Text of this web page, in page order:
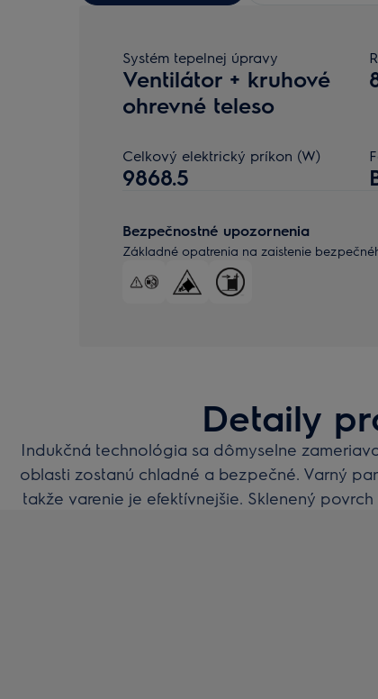
Systém tepelnej úpravy
Ventilátor + kruhové
ohrevné teleso
Celkový elektrický príkon (W)
9868.5
Bezpečnostné upozornenia
Základné opatrenia na zaistenie
Detaily
Indukčná technológia sa dômyselne
oblasti zostanú chladné a bezpečné. Varný
takže varenie je efektívnejšie. Sklenený